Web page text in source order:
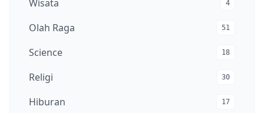
Wisata 4
Olah Raga 51
Science 18
Religi 30
Hiburan 17